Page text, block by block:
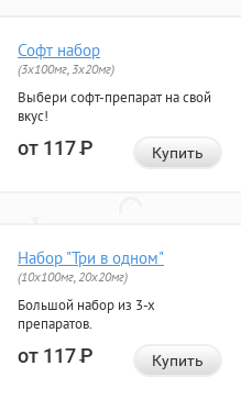
Софт набор
(3x100мг, 3x20мг)
Выбери софт-препарат на свой
вкус!
от 117Р Купить
Набор "Три в одном"
(10x100мг, 20x20мг)
Большой набор из 3-х
препаратов.
от 117Р Купить